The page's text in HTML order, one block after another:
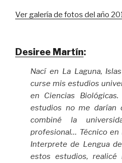
Ver galería de fotos del año
Desiree Martín:
Nací en La Laguna,
curse mis estudios
en Ciencias
estudios no me darían
combiné la
profesional… Técnico en
Interprete de Lengua
estos estudios,